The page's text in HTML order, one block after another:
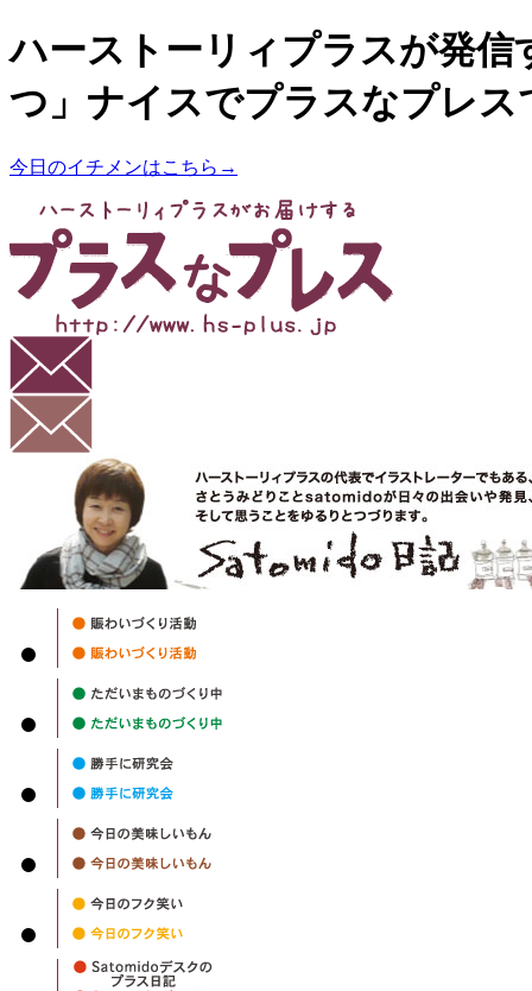
ハーストーリィプラスが発信
つ」ナイスでプラスなプレス
今日のイチメンはこちら→